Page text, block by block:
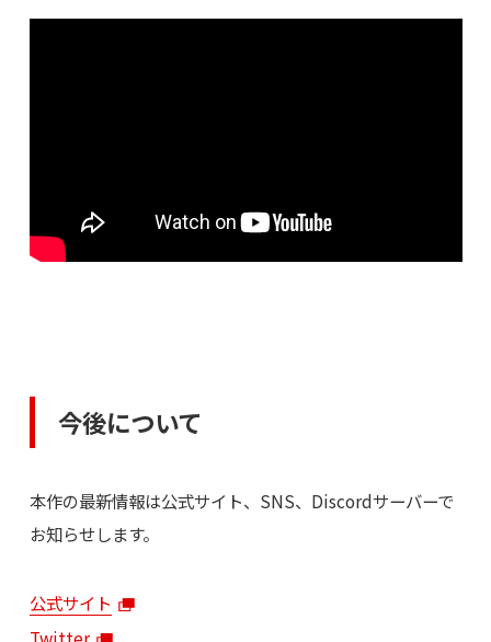
今後について
本作の最新情報は公式サイト、SNS、Discordサーバーで
お知らせします。
公式サイト